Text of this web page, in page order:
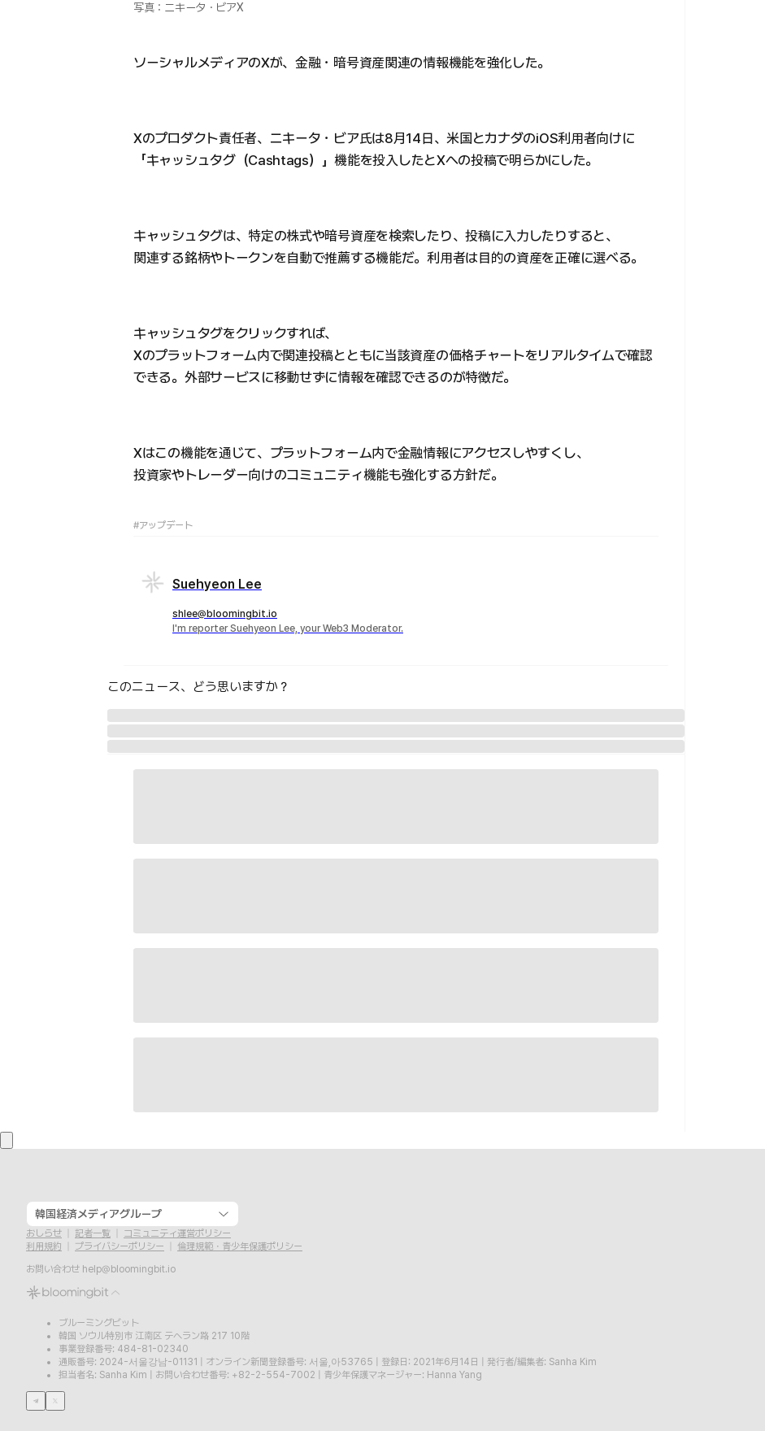
写真：ニキータ・ビアX
ソーシャルメディアのXが、金融・暗号資産関連の情報機能を強化した。
Xのプロダクト責任者、ニキータ・ビア氏は8月14日、米国とカナダのiOS利用者向けに
「キャッシュタグ（Cashtags）」機能を投入したとXへの投稿で明らかにした。
キャッシュタグは、特定の株式や暗号資産を検索したり、投稿に入力したりすると、
関連する銘柄やトークンを自動で推薦する機能だ。利用者は目的の資産を正確に選べる。
キャッシュタグをクリックすれば、
Xのプラットフォーム内で関連投稿とともに当該資産の価格チャートをリアルタイムで確認
できる。外部サービスに移動せずに情報を確認できるのが特徴だ。
Xはこの機能を通じて、プラットフォーム内で金融情報にアクセスしやすくし、
投資家やトレーダー向けのコミュニティ機能も強化する方針だ。
#アップデート
Suehyeon Lee
shlee@bloomingbit.io
I'm reporter Suehyeon Lee, your Web3 Moderator.
このニュース、どう思いますか？
韓国経済メディアグループ
おしらせ 記者一覧
コミュニティ運営ポリシー
利用規約
プライバシーポリシー
倫理規範・青少年保護ポリシー
お問い合わせ help@bloomingbit.io
ブルーミングビット
韓国 ソウル特別市 江南区 テヘラン路 217 10階
事業登録番号: 484-81-02340
通販番号: 2024-서울강남-01131
オンライン新聞登録番号: 서울,아53765 登録日: 2021年6月14日
発行者/編集者: Sanha Kim
担当者名: Sanha Kim
お問い合わせ番号: +82-2-554-7002 青少年保護マネージャー: Hanna Yang